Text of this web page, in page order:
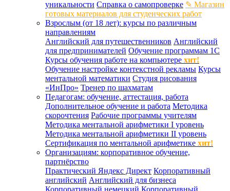
уникальности Справка о самопроверке ✎ Магазин
готовых материалов для студенческих работ
Взрослым (от 18 лет): курсы по различным
направлениям
Английский для путешественников Английский
для предпринимателей Обучение программам 1С
Курсы обучения работе на компьютере хит!
Обучение настройке контекстной рекламы Курсы
ментальной математики Студия рисования
«ИнПро» Тренер по шахматам
Педагогам: обучение, аттестация, работа
Дополнительное обучение и работа Методика
скорочтения Рабочие программы учителям
Методика ментальной арифметики I уровень
Методика ментальной арифметики II уровень
Сертификация по ментальной арифметике хит!
Организациям: корпоративное обучение,
партнёрство
Практический Яндекс Директ Корпоративный
английский Английский для бизнеса
Корпоративный немецкий Корпоративный